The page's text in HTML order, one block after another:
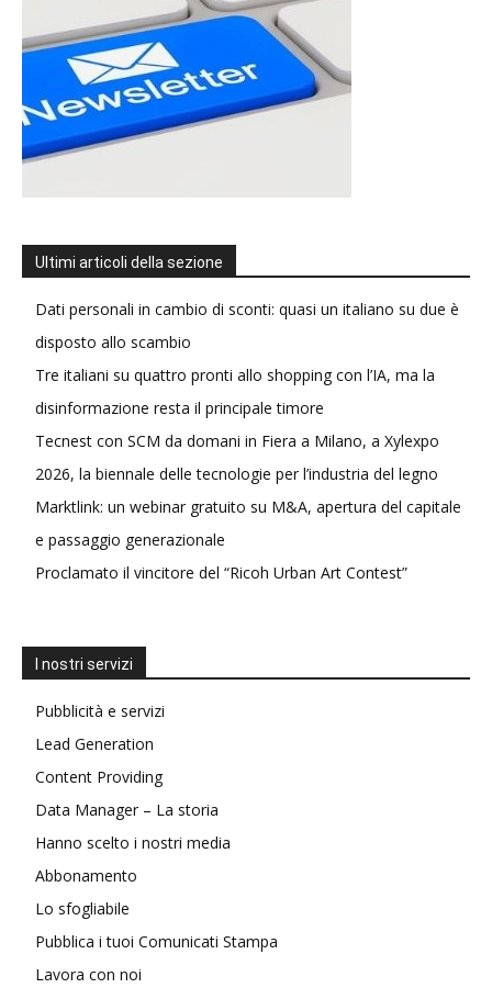
Ultimi articoli della sezione
Dati personali in cambio di sconti: quasi un italiano su due è
disposto allo scambio
Tre italiani su quattro pronti allo shopping con l’IA, ma la
disinformazione resta il principale timore
Tecnest con SCM da domani in Fiera a Milano, a Xylexpo
2026, la biennale delle tecnologie per l’industria del legno
Marktlink: un webinar gratuito su M&A, apertura del capitale
e passaggio generazionale
Proclamato il vincitore del “Ricoh Urban Art Contest”
I nostri servizi
Pubblicità e servizi
Lead Generation
Content Providing
Data Manager – La storia
Hanno scelto i nostri media
Abbonamento
Lo sfogliabile
Pubblica i tuoi Comunicati Stampa
Lavora con noi